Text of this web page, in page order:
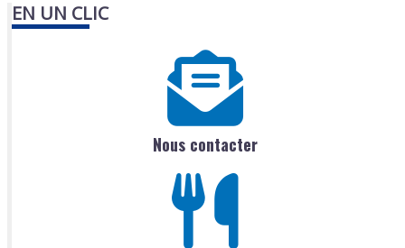
EN UN CLIC
Nous contacter